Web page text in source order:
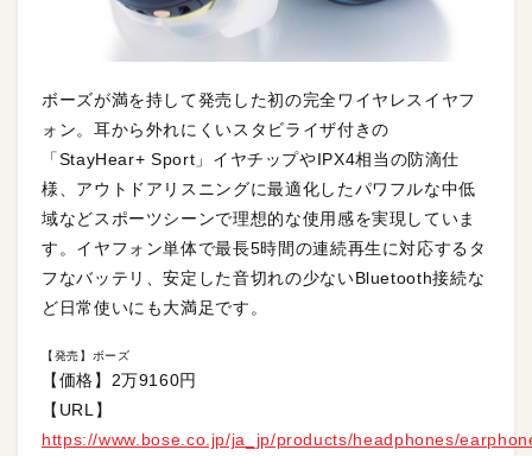
ボーズが満を持して発売した初の完全ワイヤレスイヤフ
ォン。耳から外れにくいスタビライザ付きの
「StayHear+ Sport」イヤチップやIPX4相当の防滴仕
様、アウトドアリスニングに最適化したパワフルな中低
域などスポーツシーンで理想的な使用感を実現していま
す。イヤフォン単体で最長5時間の連続再生に対応するタ
フなバッテリ、安定した音切れの少ないBluetooth接続な
ど日常使いにも大満足です。
【発売】ボーズ
【価格】2万9160円
【URL】
https://www.bose.co.jp/ja_jp/products/headphones/